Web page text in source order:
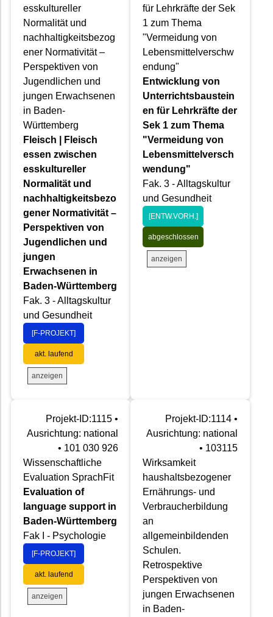
esskultureller
Normalität und
nachhaltigkeitsbezog
ener Normativität –
Perspektiven von
Jugendlichen und
jungen Erwachsenen
in Baden-
Württemberg
Fleisch | Fleisch
essen zwischen
esskultureller
Normalität und
nachhaltigkeitsbezo
gener Normativität –
Perspektiven von
Jugendlichen und
jungen
Erwachsenen in
Baden-Württemberg
Fak. 3 - Alltagskultur
und Gesundheit
[F-PROJEKT]
akt. laufend
anzeigen
für Lehrkräfte der Sek
1 zum Thema
"Vermeidung von
Lebensmittelverschw
endung"
Entwicklung von
Unterrichtsbaustein
en für Lehrkräfte der
Sek 1 zum Thema
"Vermeidung von
Lebensmittelversch
wendung"
Fak. 3 - Alltagskultur
und Gesundheit
[ENTW.VORH.]
abgeschlossen
anzeigen
Projekt-ID:1115 •
Ausrichtung: national
• 101 030 926
Wissenschaftliche
Evaluation SprachFit
Evaluation of
language support in
Baden-Württemberg
Fak I - Psychologie
[F-PROJEKT]
akt. laufend
anzeigen
Projekt-ID:1114 •
Ausrichtung: national
• 103115
Wirksamkeit
haushaltsbezogener
Ernährungs- und
Verbraucherbildung
an
allgemeinbildenden
Schulen.
Retrospektive
Perspektiven von
jungen Erwachsenen
in Baden-